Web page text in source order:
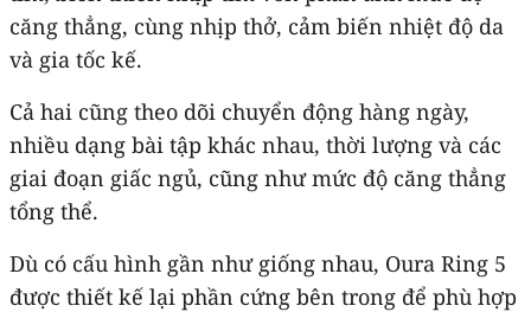
căng thẳng, cùng nhịp thở, cảm biến nhiệt độ da
và gia tốc kế.
Cả hai cũng theo dõi chuyển động hàng ngày,
nhiều dạng bài tập khác nhau, thời lượng và các
giai đoạn giấc ngủ, cũng như mức độ căng thẳng
tổng thể.
Dù có cấu hình gần như giống nhau, Oura Ring 5
được thiết kế lại phần cứng bên trong để phù hợp